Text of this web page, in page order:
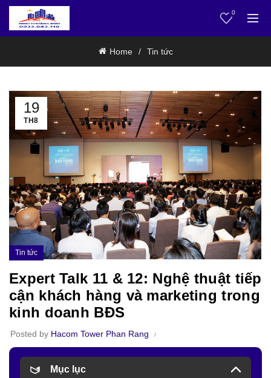
0
Home Tin tức
19
TH8
Tin tức
Expert Talk 11 & 12: Nghệ thuật tiếp
cận khách hàng và marketing trong
kinh doanh BĐS
Posted by Hacom Tower Phan Rang
Mục lục